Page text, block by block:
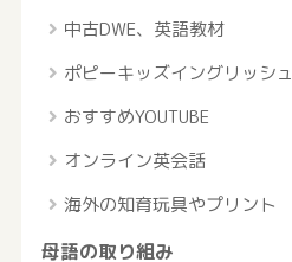
中古DWE、英語教材
ポピーキッズイングリッシュ
おすすめYOUTUBE
オンライン英会話
海外の知育玩具やプリント
母語の取り組み